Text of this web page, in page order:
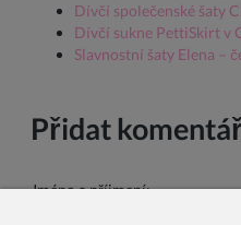
Dívčí společenské šaty
Dívčí sukne PettiSkirt v
Slavnostní šaty Elena –
Přidat
Jméno a příjmení: